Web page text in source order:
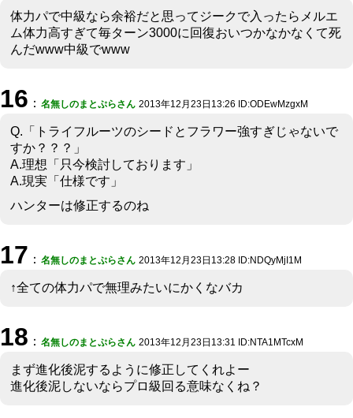
体力パで中級なら余裕だと思ってジークで入ったらメルエ
ム体力高すぎて毎ターン3000に回復おいつかなかなくて死
んだwww中級でwww
16 ： 名無しのまとぷらさん 2013年12月23日13:26 ID:ODEwMzgxM
Q.「トライフルーツのシードとフラワー強すぎじゃないで
すか？？？」
A.理想「只今検討しております」
A.現実「仕様です」
ハンターは修正するのね
17 ： 名無しのまとぷらさん 2013年12月23日13:28 ID:NDQyMjI1M
↑全ての体力パで無理みたいにかくなバカ
18 ： 名無しのまとぷらさん 2013年12月23日13:31 ID:NTA1MTcxM
まず進化後泥するように修正してくれよー
進化後泥しないならプロ級回る意味なくね？